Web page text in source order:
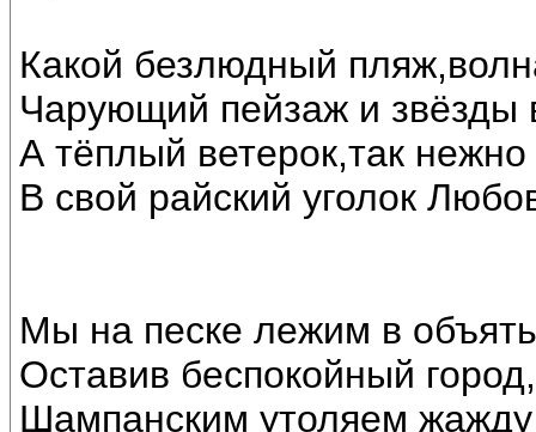
Какой безлюдный
Чарующий пейзаж и звёзды
А тёплый ветерок,так нежно
В свой райский уголок
Мы на песке лежим в
Оставив беспокойный
Шампанским утоляем